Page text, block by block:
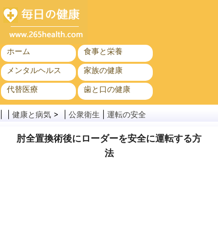
ホーム
食事と栄養
メンタルヘルス
家族の健康
代替医療
歯と口の健康
がん
公衆衛生
健康と病気 > | 公衆衛生 運転の安全
肘全置換術後にローダーを安全に運転する方
法